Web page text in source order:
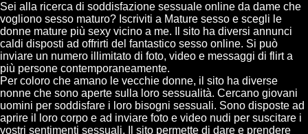
Sei alla ricerca di soddisfazione sessuale online da dame che
vogliono sesso maturo? Iscriviti a Mature sesso e scegli le
donne mature più sexy vicino a me. Il sito ha diversi annunci
caldi disposti ad offrirti del fantastico sesso online. Si può
inviare un numero illimitato di foto, video e messaggi di flirt a
più persone contemporaneamente.
Per coloro che amano le vecchie donne, il sito ha diverse
nonne che sono aperte sulla loro sessualità. Cercano giovani
uomini per soddisfare i loro bisogni sessuali. Sono disposte ad
aprire il loro corpo e ad inviare foto e video nudi per suscitare i
vostri sentimenti sessuali. Il sito permette di dare e prendere